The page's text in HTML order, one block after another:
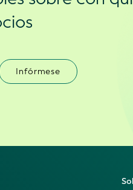
Infórmese